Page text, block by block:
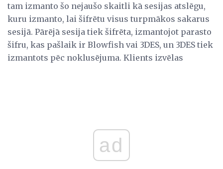
tam izmanto šo nejaušo skaitli kā sesijas atslēgu,
kuru izmanto, lai šifrētu visus turpmākos sakarus
sesijā. Pārējā sesija tiek šifrēta, izmantojot parasto
šifru, kas pašlaik ir Blowfish vai 3DES, un 3DES tiek
izmantots pēc noklusējuma. Klients izvēlas
ad